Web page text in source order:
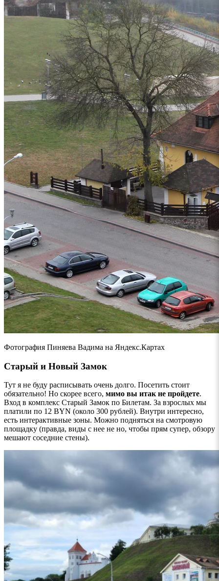
Фотография Пиняева Вадима на Яндекс.Картах
Старый и Новый Замок
Тут я не буду расписывать очень долго. Посетить стоит
обязательно! Но скорее всего, мимо вы итак не пройдете.
Вход в комплекс Старый Замок по Билетам. За взрослых мы
платили по 12 BYN (около 300 рублей). Внутри интересно,
есть интерактивные зоны. Можно подняться на смотровую
площадку (правда, виды с нее не но, чтобы прям супер, обзору
мешают соседние стены).